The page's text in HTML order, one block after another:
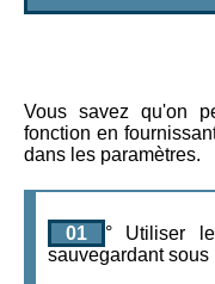
Vous savez qu'on
fonction en
dans les paramètres.
01
° Utiliser
sauvegardant sous